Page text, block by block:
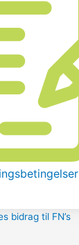
bidrag til FN’s